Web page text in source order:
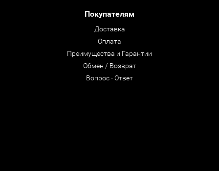
Покупателям
Доставка
Оплата
Преимущества и Гарантии
Обмен / Возврат
Вопрос - Ответ